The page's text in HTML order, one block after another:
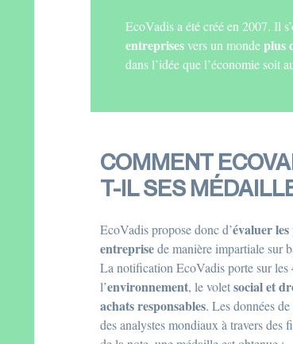
EcoVadis a été créé en 2007. Il
entreprisesvers un mondeplus
dans l’idée que l’économie soit
COMMENT
T-IL SES
EcoVadis propose donc d’évaluer
entreprisede manière impartiale sur
La notification EcoVadis porte sur les
l’environnement, le voletsocial et
achats responsables. Les données
des analystes mondiaux à travers des